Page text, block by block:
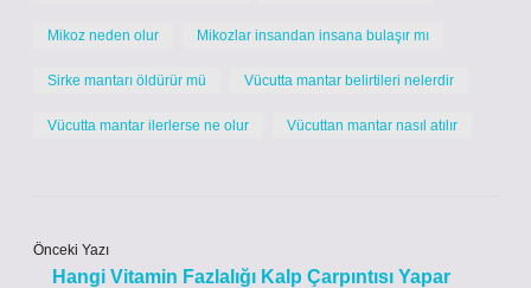
Mikoz neden olur Mikozlar insandan insana bulaşır mı
Sirke mantarı öldürür mü Vücutta mantar belirtileri nelerdir
Vücutta mantar ilerlerse ne olur Vücuttan mantar nasıl atılır
Önceki Yazı
Hangi Vitamin Fazlalığı Kalp Çarpıntısı Yapar